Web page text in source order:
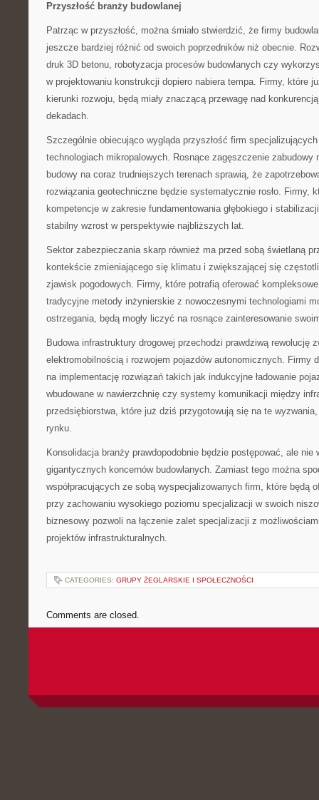
Przyszłość branży budowlanej
Patrząc w przyszłość, można śmiało stwierdzić, że firmy
jeszcze bardziej różnić od swoich poprzedników niż obecnie.
druk 3D betonu, robotyzacja procesów budowlanych czy
w projektowaniu konstrukcji dopiero nabiera tempa. Firmy, które
kierunki rozwoju, będą miały znaczącą przewagę nad
dekadach.
Szczególnie obiecująco wygląda przyszłość firm
technologiach mikropalowych. Rosnące zagęszczenie zabudowy
budowy na coraz trudniejszych terenach sprawią, że
rozwiązania geotechniczne będzie systematycznie rosło. Firmy,
kompetencje w zakresie fundamentowania głębokiego i
stabilny wzrost w perspektywie najbliższych lat.
Sektor zabezpieczania skarp również ma przed sobą świetlaną
kontekście zmieniającego się klimatu i zwiększającej się
zjawisk pogodowych. Firmy, które potrafią oferować
tradycyjne metody inżynierskie z nowoczesnymi technologiami
ostrzegania, będą mogły liczyć na rosnące zainteresowanie
Budowa infrastruktury drogowej przechodzi prawdziwą rewolucję
elektromobilnością i rozwojem pojazdów autonomicznych. Firmy
na implementację rozwiązań takich jak indukcyjne ładowanie
wbudowane w nawierzchnię czy systemy komunikacji między
przedsiębiorstwa, które już dziś przygotowują się na te
rynku.
Konsolidacja branży prawdopodobnie będzie postępować, ale nie
gigantycznych koncernów budowlanych. Zamiast tego można
współpracujących ze sobą wyspecjalizowanych firm, które będą
przy zachowaniu wysokiego poziomu specjalizacji w swoich
biznesowy pozwoli na łączenie zalet specjalizacji z
projektów infrastrukturalnych.
CATEGORIES: GRUPY ŻEGLARSKIE I SPOŁECZNOŚCI
Comments are closed.